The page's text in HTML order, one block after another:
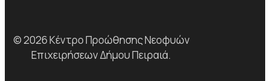
© 2026 Κέντρο Προώθησης Νεοφυών
Επιχειρήσεων Δήμου Πειραιά.